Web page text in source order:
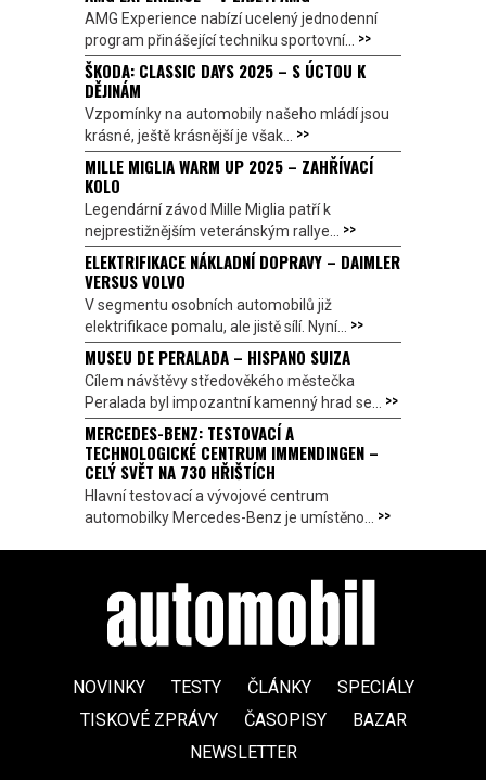
AMG Experience nabízí ucelený jednodenní
program přinášející techniku sportovní... >>
ŠKODA: CLASSIC DAYS 2025 – S ÚCTOU K
DĚJINÁM
Vzpomínky na automobily našeho mládí jsou
krásné, ještě krásnější je však... >>
MILLE MIGLIA WARM UP 2025 – ZAHŘÍVACÍ
KOLO
Legendární závod Mille Miglia patří k
nejprestižnějším veteránským rallye... >>
ELEKTRIFIKACE NÁKLADNÍ DOPRAVY – DAIMLER
VERSUS VOLVO
V segmentu osobních automobilů již
elektrifikace pomalu, ale jistě sílí. Nyní... >>
MUSEU DE PERALADA – HISPANO SUIZA
Cílem návštěvy středověkého městečka
Peralada byl impozantní kamenný hrad se... >>
MERCEDES-BENZ: TESTOVACÍ A
TECHNOLOGICKÉ CENTRUM IMMENDINGEN –
CELÝ SVĚT NA 730 HŘIŠTÍCH
Hlavní testovací a vývojové centrum
automobilky Mercedes-Benz je umístěno... >>
NOVINKY TESTY ČLÁNKY
SPECIÁLY
TISKOVÉ ZPRÁVY
ČASOPISY
BAZAR
NEWSLETTER